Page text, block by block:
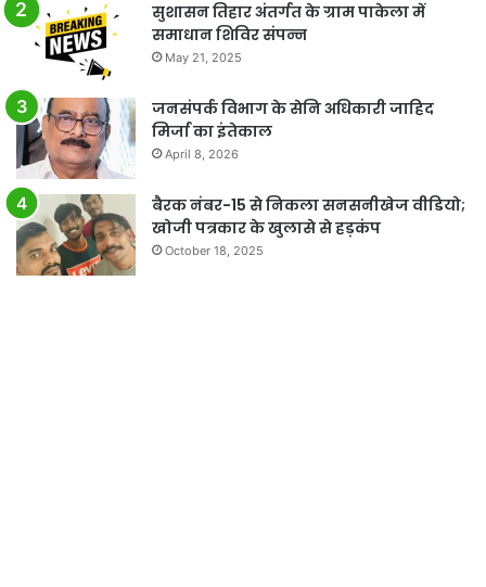
सुशासन तिहार अंतर्गत के ग्राम पाकेला में
समाधान शिविर संपन्न
May 21, 2025
जनसंपर्क विभाग के सेनि अधिकारी जाहिद
मिर्जा का इंतेकाल
April 8, 2026
बैरक नंबर-15 से निकला सनसनीखेज वीडियो;
खोजी पत्रकार के खुलासे से हड़कंप
October 18, 2025